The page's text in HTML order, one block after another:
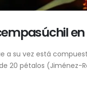
a su vez está
pétalos (Jiménez-